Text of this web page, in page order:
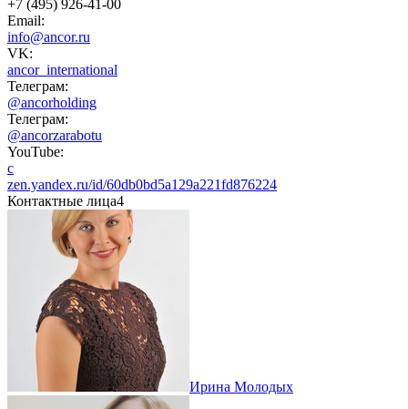
+7 (495) 926-41-00
Email:
info@ancor.ru
VK:
ancor_international
Телеграм:
@ancorholding
Телеграм:
@ancorzarabotu
YouTube:
c
zen.yandex.ru/id/60db0bd5a129a221fd876224
Контактные лица4
Ирина Молодых